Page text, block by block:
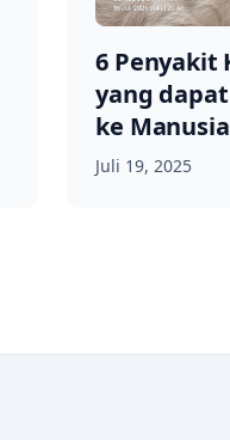
6 Penyakit
yang
ke Manusia
Juli 19, 2025